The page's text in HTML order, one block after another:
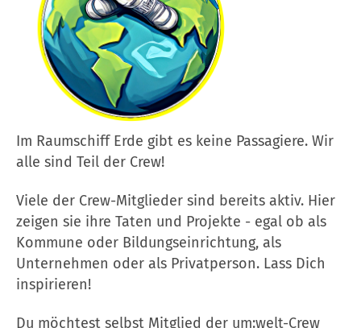
Im Raumschiff Erde gibt es keine Passagiere. Wir
alle sind Teil der Crew!
Viele der Crew-Mitglieder sind bereits aktiv. Hier
zeigen sie ihre Taten und Projekte - egal ob als
Kommune oder Bildungseinrichtung, als
Unternehmen oder als Privatperson. Lass Dich
inspirieren!
Du möchtest selbst Mitglied der um:welt-Crew